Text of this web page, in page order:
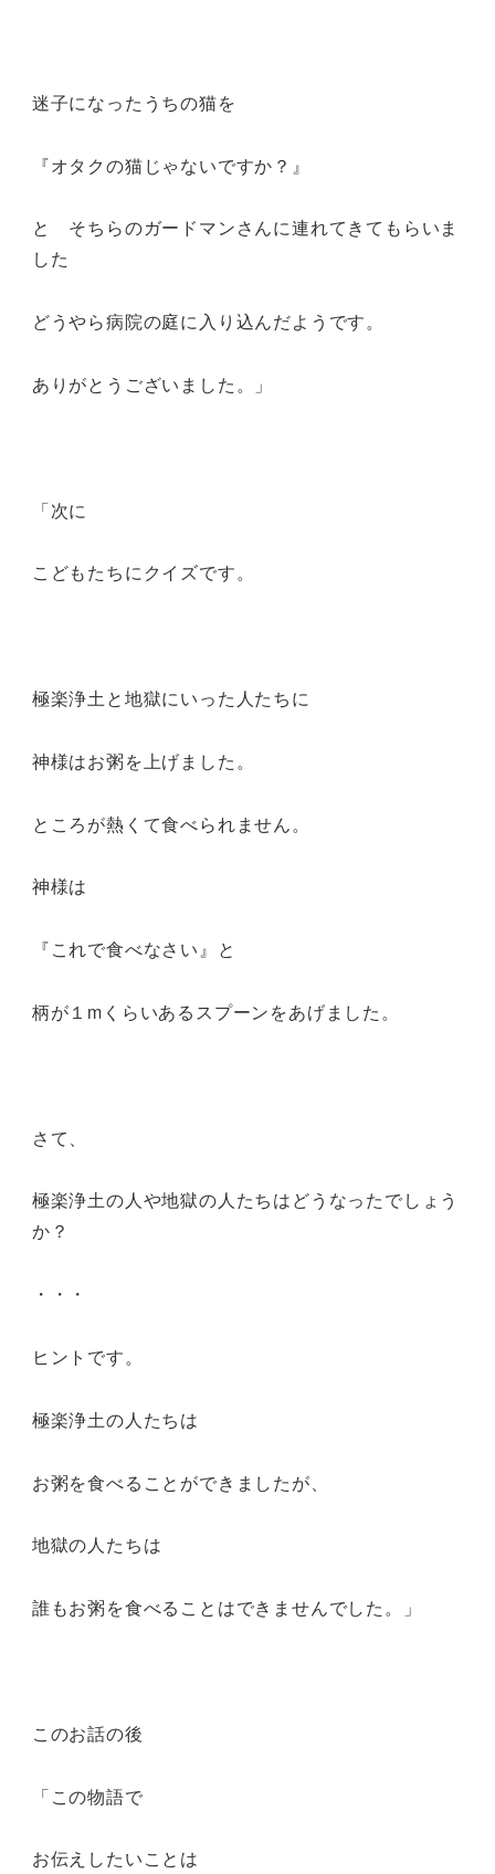
迷子になったうちの猫を
『オタクの猫じゃないですか？』
と そちらのガードマンさんに連れてきてもらいま
した
どうやら病院の庭に入り込んだようです。
ありがとうございました。」
「次に
こどもたちにクイズです。
極楽浄土と地獄にいった人たちに
神様はお粥を上げました。
ところが熱くて食べられません。
神様は
『これで食べなさい』と
柄が１mくらいあるスプーンをあげました。
さて、
極楽浄土の人や地獄の人たちはどうなったでしょう
か？
・・・
ヒントです。
極楽浄土の人たちは
お粥を食べることができましたが、
地獄の人たちは
誰もお粥を食べることはできませんでした。」
このお話の後
「この物語で
お伝えしたいことは